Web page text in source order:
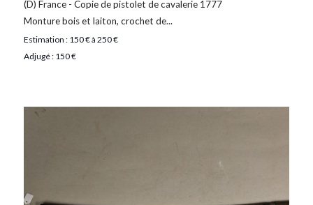
(D) France - Copie de pistolet de cavalerie 1777
Monture bois et laiton, crochet de...
Estimation : 150 € à 250 €
Adjugé : 150 €